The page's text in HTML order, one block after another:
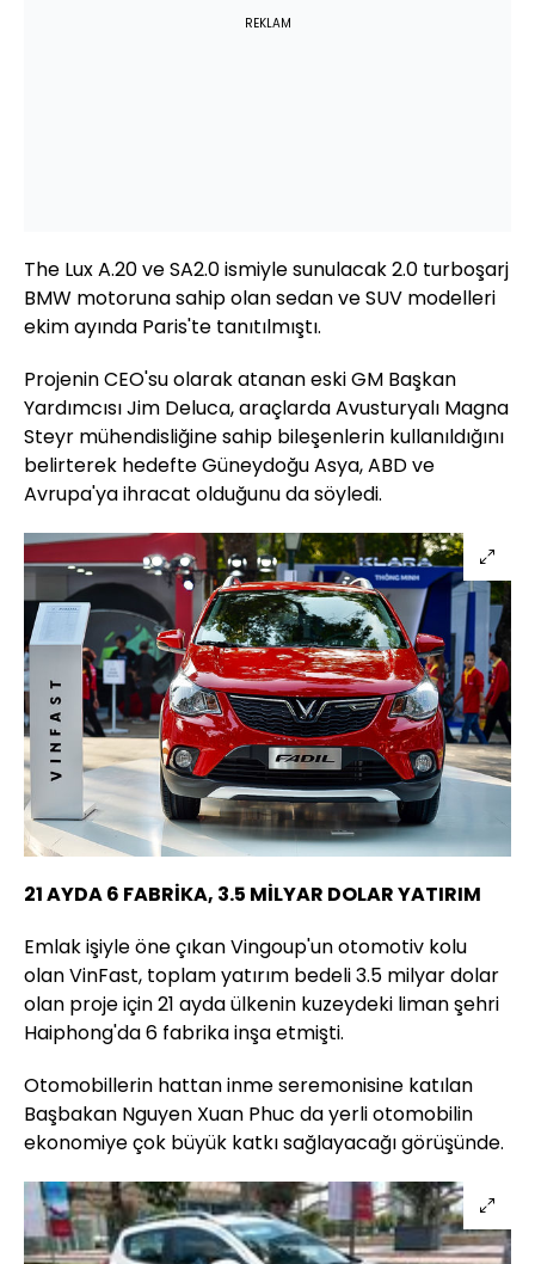
REKLAM
The Lux A.20 ve SA2.0 ismiyle sunulacak 2.0 turboşarj
BMW motoruna sahip olan sedan ve SUV modelleri
ekim ayında Paris'te tanıtılmıştı.
Projenin CEO'su olarak atanan eski GM Başkan
Yardımcısı Jim Deluca, araçlarda Avusturyalı Magna
Steyr mühendisliğine sahip bileşenlerin kullanıldığını
belirterek hedefte Güneydoğu Asya, ABD ve
Avrupa'ya ihracat olduğunu da söyledi.
21 AYDA 6 FABRİKA, 3.5 MİLYAR DOLAR YATIRIM
Emlak işiyle öne çıkan Vingoup'un otomotiv kolu
olan VinFast, toplam yatırım bedeli 3.5 milyar dolar
olan proje için 21 ayda ülkenin kuzeydeki liman şehri
Haiphong'da 6 fabrika inşa etmişti.
Otomobillerin hattan inme seremonisine katılan
Başbakan Nguyen Xuan Phuc da yerli otomobilin
ekonomiye çok büyük katkı sağlayacağı görüşünde.